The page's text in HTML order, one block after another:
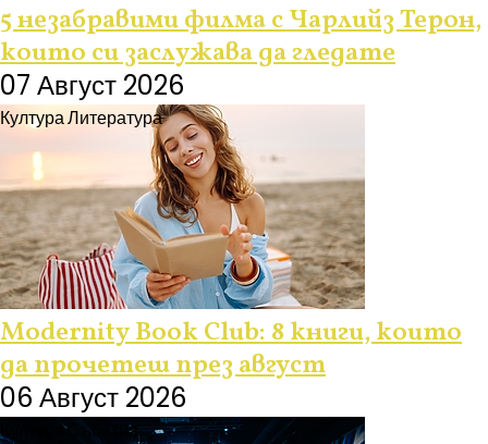
5 незабравими филма с Чарлийз Терон,
които си заслужава да гледате
07 Август 2026
КултураЛитература
Modernity Book Club: 8 книги, които
да прочетеш през август
06 Август 2026
Култура Събития